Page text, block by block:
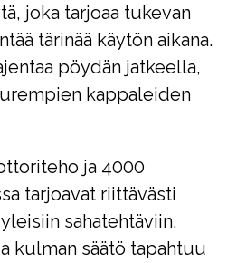
joka tarjoaa tukevan
tärinää käytön aikana.
pöydän jatkeella,
kappaleiden
ja 4000
tarjoavat riittävästi
sahatehtäviin.
kulman säätö tapahtuu